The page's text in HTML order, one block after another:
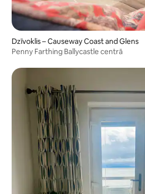
Dzīvoklis – Causeway Coast and Glens
Penny Farthing Ballycastle centrā